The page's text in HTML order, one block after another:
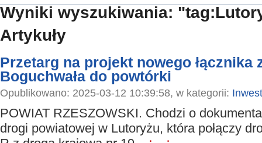
Wyniki wyszukiwania:
Artykuły
Przetarg na projekt nowego łącznika
Boguchwała do powtórki
Opublikowano: 2025-03-12 10:39:58, w kategorii:
POWIAT RZESZOWSKI. Chodzi o
drogi powiatowej w Lutoryżu, która połączy